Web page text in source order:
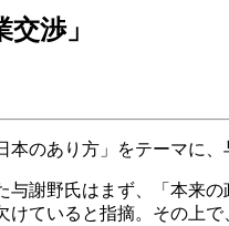
渉」
のあり方」をテーマに
与謝野氏はまず、「本
ていると指摘。その上